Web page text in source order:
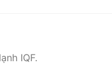
IQF.